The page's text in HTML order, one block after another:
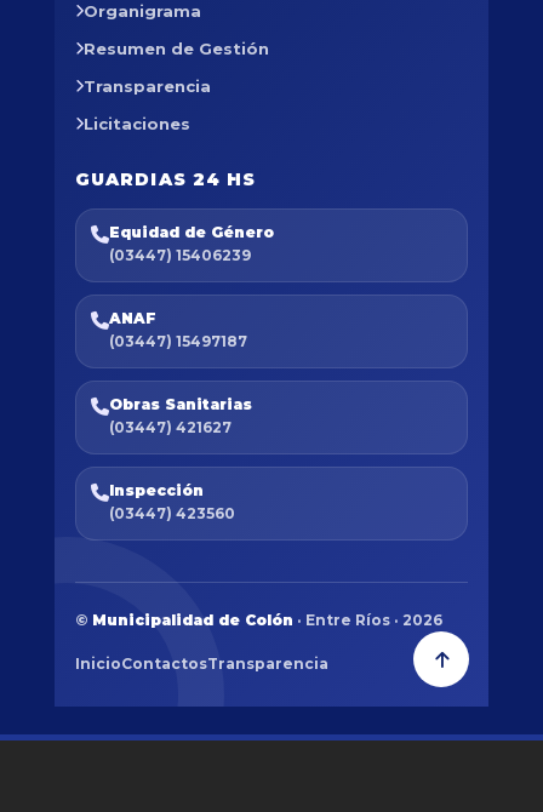
Organigrama
Resumen de Gestión
Transparencia
Licitaciones
GUARDIAS 24 HS
Equidad de Género
(03447) 15406239
ANAF
(03447) 15497187
Obras Sanitarias
(03447) 421627
Inspección
(03447) 423560
© Municipalidad de Colón · Entre Ríos · 2026
InicioContactosTransparencia